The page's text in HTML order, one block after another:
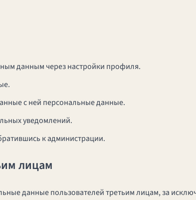
данным через настройки профиля.
с ней персональные данные.
уведомлений.
к администрации.
лицам
данные пользователей третьим лицам, за